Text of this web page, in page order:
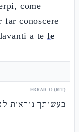
come
conoscere
a tele
EBRAICO (MT)
בעשותך נוראות